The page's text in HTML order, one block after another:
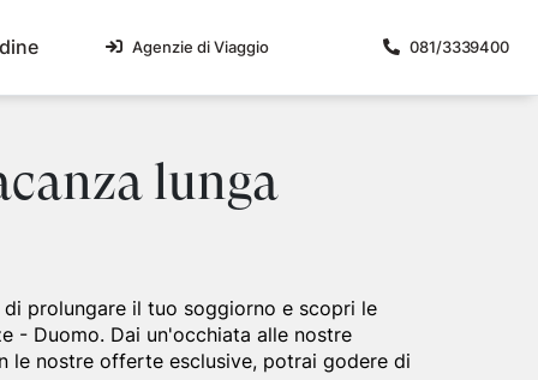
Agenzie di Viaggio 081/3339400
e Matera 2026
delle due Sicilie 2026
2026
lunga
prolungare il tuo soggiorno e scopri le
- Duomo. Dai un'occhiata alle nostre
le nostre offerte esclusive, potrai godere di